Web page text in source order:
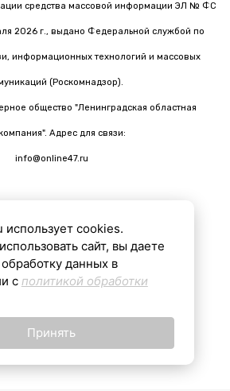
средства массовой информации ЭЛ № ФС
2026 г., выдано Федеральной службой по
информационных технологий и массовых
(Роскомнадзор).
общество "Ленинградская областная
Адрес для связи:
info@online47.ru
сайте подготовлены с помощью ИИ
16+
использует cookies.
сайт, вы даете
данных в
с политикой обработки
Принять